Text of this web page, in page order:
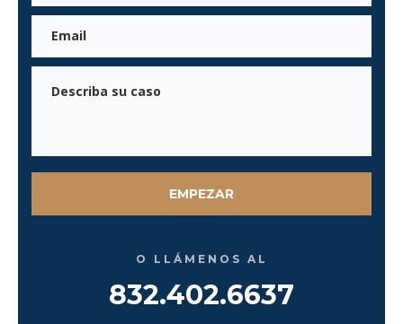
O LLÁMENOS AL
832.402.6637